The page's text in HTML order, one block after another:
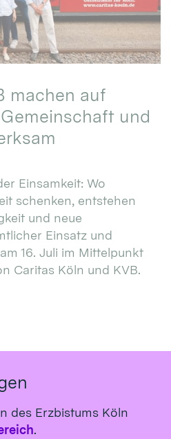
machen auf
und
Einsamkeit: Wo
schenken, entstehen
und neue
Einsatz und
16. Juli im Mittelpunkt
Caritas Köln und KVB.
des Erzbistums Köln
.